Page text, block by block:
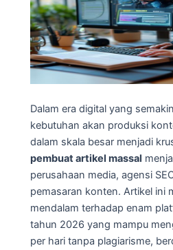
Dalam era digital yang
kebutuhan akan produksi
dalam skala besar menjadi
pembuat artikel massal
perusahaan media, agensi
pemasaran konten. Artikel ini
mendalam terhadap enam
tahun 2026 yang mampu
per hari tanpa plagiarisme,